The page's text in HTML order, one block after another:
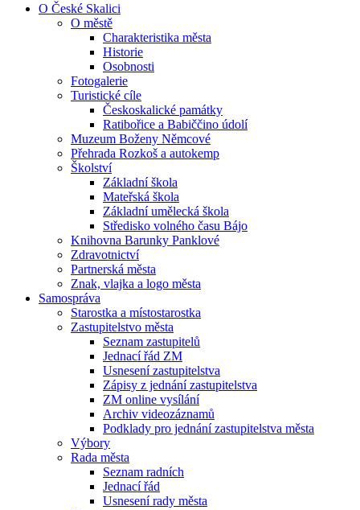
O České Skalici
O městě
Charakteristika města
Historie
Osobnosti
Fotogalerie
Turistické cíle
Českoskalické památky
Ratibořice a Babiččino údolí
Muzeum Boženy Němcové
Přehrada Rozkoš a autokemp
Školství
Základní škola
Mateřská škola
Základní umělecká škola
Středisko volného času Bájo
Knihovna Barunky Panklové
Zdravotnictví
Partnerská města
Znak, vlajka a logo města
Samospráva
Starostka a místostarostka
Zastupitelstvo města
Seznam zastupitelů
Jednací řád ZM
Usnesení zastupitelstva
Zápisy z jednání zastupitelstva
ZM online vysílání
Archiv videozáznamů
Podklady pro jednání zastupitelstva města
Výbory
Rada města
Seznam radních
Jednací řád
Usnesení rady města